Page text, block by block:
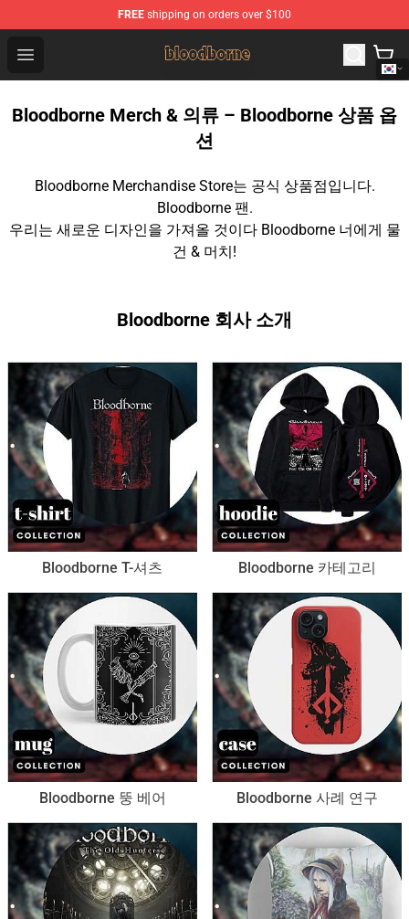
FREE shipping on orders over $100
Open menu
Bloodborne Shop - Official Bloodborne Merchandise
Bloodborne Merch & 의류 – Bloodborne 상품 옵
션
Bloodborne Merchandise Store는 공식 상품점입니다.
Bloodborne 팬.
우리는 새로운 디자인을 가져올 것이다 Bloodborne 너에게 물
건 & 머치!
Bloodborne 회사 소개
Bloodborne T-셔츠 Bloodborne 카테고리
Bloodborne 뚱 베어 Bloodborne 사례 연구